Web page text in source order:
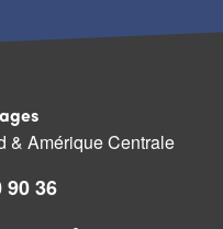
& Amérique Centrale
90 36